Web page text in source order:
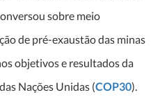
sobre meio
de pré-exaustão das minas
objetivos e resultados da
Nações Unidas (COP30).